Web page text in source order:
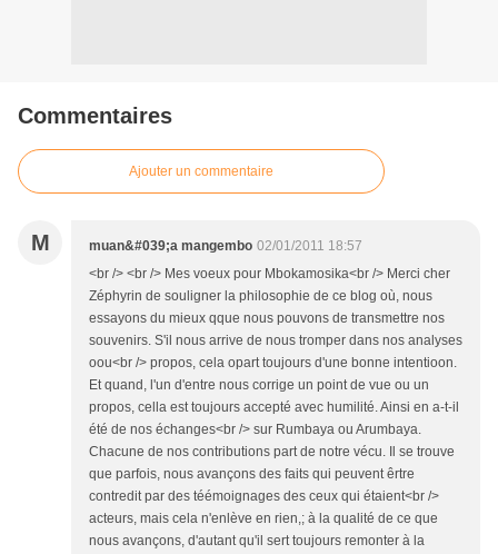
Commentaires
Ajouter un commentaire
M muan&#039;a mangembo 02/01/2011 18:57
<br /> <br /> Mes voeux pour Mbokamosika<br /> Merci cher
Zéphyrin de souligner la philosophie de ce blog où, nous
essayons du mieux qque nous pouvons de transmettre nos
souvenirs. S'il nous arrive de nous tromper dans nos analyses
oou<br /> propos, cela opart toujours d'une bonne intentioon.
Et quand, l'un d'entre nous corrige un point de vue ou un
propos, cella est toujours accepté avec humilité. Ainsi en a-t-il
été de nos échanges<br /> sur Rumbaya ou Arumbaya.
Chacune de nos contributions part de notre vécu. Il se trouve
que parfois, nous avançons des faits qui peuvent êrtre
contredit par des téémoignages des ceux qui étaient<br />
acteurs, mais cela n'enlève en rien,; à la qualité de ce que
nous avançons, d'autant qu'il sert toujours remonter à la